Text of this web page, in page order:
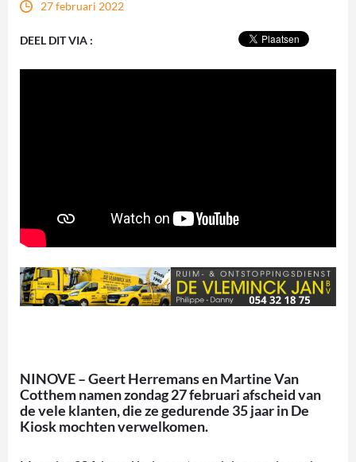
27 februari 2022
DEEL DIT VIA :
NINOVE – Geert Herremans en Martine Van
Cotthem namen zondag 27 februari afscheid van
de vele klanten, die ze gedurende 35 jaar in De
Kiosk mochten verwelkomen.